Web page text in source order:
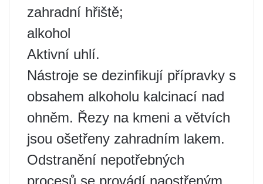
zahradní hřiště;
alkohol
Aktivní uhlí.
Nástroje se dezinfikují přípravky s
obsahem alkoholu kalcinací nad
ohněm. Řezy na kmeni a větvích
jsou ošetřeny zahradním lakem.
Odstranění nepotřebných